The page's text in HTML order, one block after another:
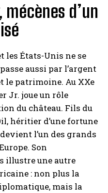
mécènes d’un
les États-Unis ne se
aussi par l’argent
patrimoine. Au XXe
Jr. joue un rôle
du château. Fils du
héritier d’une fortune
l’un des grands
Son
illustre une autre
: non plus la
mais la